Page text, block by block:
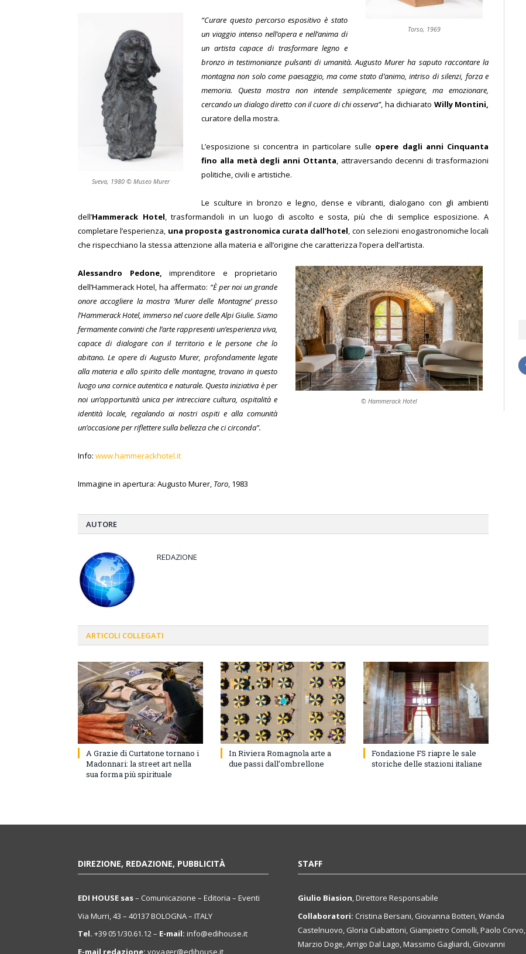
Torso, 1969
Sveva, 1980 © Museo Murer
“Curare questo percorso espositivo è stato
un viaggio intenso nell’opera e nell’anima di
un artista capace di trasformare legno e
bronzo in testimonianze pulsanti di umanità. Augusto Murer ha saputo raccontare la
montagna non solo come paesaggio, ma come stato d’animo, intriso di silenzi, forza e
memoria. Questa mostra non intende semplicemente spiegare, ma emozionare,
cercando un dialogo diretto con il cuore di chi osserva”, ha dichiarato Willy Montini,
curatore della mostra.
L’esposizione si concentra in particolare sulle opere dagli anni Cinquanta
fino alla metà degli anni Ottanta, attraversando decenni di trasformazioni
politiche, civili e artistiche.
Le sculture in bronzo e legno, dense e vibranti, dialogano con gli ambienti
dell’Hammerack Hotel, trasformandoli in un luogo di ascolto e sosta, più che di semplice esposizione. A
completare l’esperienza, una proposta gastronomica curata dall’hotel, con selezioni enogastronomiche locali
che rispecchiano la stessa attenzione alla materia e all’origine che caratterizza l’opera dell’artista.
© Hammerack Hotel
Alessandro Pedone, imprenditore e proprietario
dell’Hammerack Hotel, ha affermato: “È per noi un grande
onore accogliere la mostra ‘Murer delle Montagne’ presso
l’Hammerack Hotel, immerso nel cuore delle Alpi Giulie. Siamo
fermamente convinti che l’arte rappresenti un’esperienza viva,
capace di dialogare con il territorio e le persone che lo
abitano. Le opere di Augusto Murer, profondamente legate
alla materia e allo spirito delle montagne, trovano in questo
luogo una cornice autentica e naturale. Questa iniziativa è per
noi un’opportunità unica per intrecciare cultura, ospitalità e
identità locale, regalando ai nostri ospiti e alla comunità
un’occasione per riflettere sulla bellezza che ci circonda”.
Info: www.hammerackhotel.it
Immagine in apertura: Augusto Murer, Toro, 1983
AUTORE
REDAZIONE
ARTICOLI COLLEGATI
A Grazie di Curtatone tornano i
Madonnari: la street art nella
sua forma più spirituale
In Riviera Romagnola arte a
due passi dall’ombrellone
Fondazione FS riapre le sale
storiche delle stazioni italiane
DIREZIONE, REDAZIONE, PUBBLICITÀ
EDI HOUSE sas– Comunicazione – Editoria – Eventi
Via Murri, 43 – 40137 BOLOGNA – ITALY
Tel. +39 051/30.61.12 – E-mail: info@edihouse.it
E-mail redazione: voyager@edihouse.it
STAFF
Giulio Biasion, Direttore Responsabile
Collaboratori: Cristina Bersani, Giovanna Botteri, Wanda
Castelnuovo, Gloria Ciabattoni, Giampietro Comolli, Paolo Corvo,
Marzio Doge, Arrigo Dal Lago, Massimo Gagliardi, Giovanni